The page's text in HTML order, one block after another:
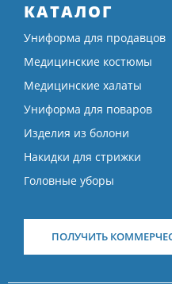
КАТАЛОГ
Униформа для продавцов
Медицинские костюмы
Медицинские халаты
Униформа для поваров
Изделия из болони
Накидки для стрижки
Головные уборы
ПОЛУЧИТЬ